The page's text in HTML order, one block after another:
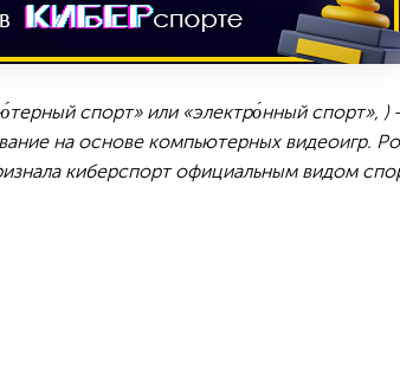
спорт» или «электро́нный спорт», )
на основе компьютерных видеоигр.
киберспорт официальным видом